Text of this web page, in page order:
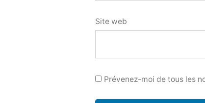
Site web
Prévenez-moi de tous les